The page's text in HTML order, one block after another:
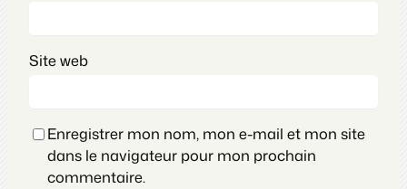
Site web
Enregistrer mon nom, mon e-mail et mon site
dans le navigateur pour mon prochain
commentaire.